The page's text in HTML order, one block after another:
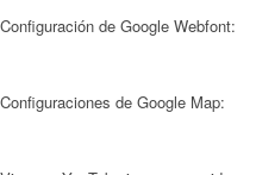
Configuración de Google Webfont:
Configuraciones de Google Map: